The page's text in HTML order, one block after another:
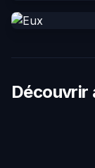
Découvrir